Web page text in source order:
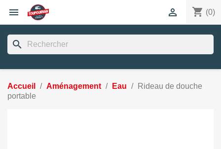
 shopping_cart (0)

search
Accueil Aménagement Eau
Rideau de douche
portable